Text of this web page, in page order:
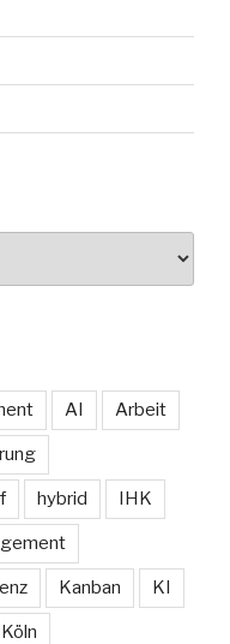
AI Arbeit
hybrid IHK
Kanban KI
Köln